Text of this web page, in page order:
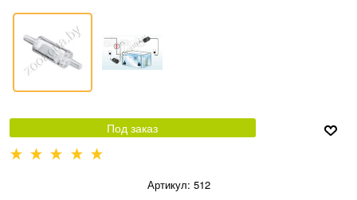
Под заказ
Артикул: 512